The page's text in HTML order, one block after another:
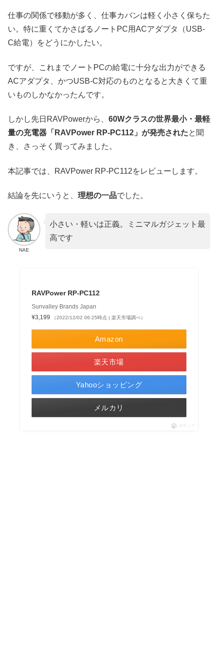
仕事の関係で移動が多く、仕事カバンは軽く小さく保ちた
い。特に重くてかさばるノートPC用ACアダプタ（USB-
C給電）をどうにかしたい。
ですが、これまでノートPCの給電に十分な出力ができる
ACアダプタ、かつUSB-C対応のものとなると大きくて重
いものしかなかったんです。
しかし先日RAVPowerから、 60Wクラスの世界最小・最軽
量の充電器「RAVPower RP-PC112」が発売されたと聞
き、さっそく買ってみました。
本記事では、RAVPower RP-PC112をレビューします。
結論を先にいうと、 理想の一品でした。
NAE
小さい・軽いは正義。ミニマルガジェット最
高です
RAVPower RP-PC112
Sunvalley Brands Japan
¥3,199
（2022/12/02 06:25時点 | 楽天市場調べ）
Amazon
楽天市場
Yahooショッピング
メルカリ
ポチップ